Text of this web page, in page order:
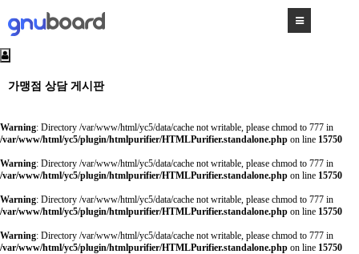
가맹점 상담 게시판
Warning: Directory /var/www/html/yc5/data/cache not writable, please chmod to 777 in
/var/www/html/yc5/plugin/htmlpurifier/HTMLPurifier.standalone.php on line 15750
Warning: Directory /var/www/html/yc5/data/cache not writable, please chmod to 777 in
/var/www/html/yc5/plugin/htmlpurifier/HTMLPurifier.standalone.php on line 15750
Warning: Directory /var/www/html/yc5/data/cache not writable, please chmod to 777 in
/var/www/html/yc5/plugin/htmlpurifier/HTMLPurifier.standalone.php on line 15750
Warning: Directory /var/www/html/yc5/data/cache not writable, please chmod to 777 in
/var/www/html/yc5/plugin/htmlpurifier/HTMLPurifier.standalone.php on line 15750